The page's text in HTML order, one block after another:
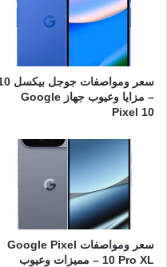
سعر ومواصفات جوجل
– مزايا وعيوب جهاز Google
Pixel 10
سعر ومواصفات Google Pixel
10 Pro XL – مميزات وعيوب